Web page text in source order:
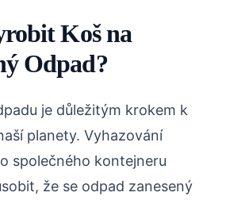
Koš na
Odpad?
je důležitým krokem k
planety. Vyhazování
společného kontejneru
že se odpad zanesený